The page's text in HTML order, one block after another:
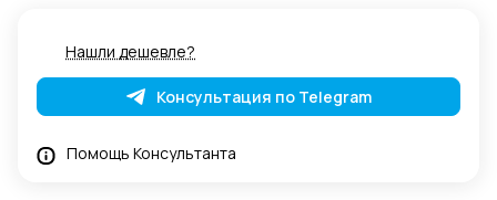
Нашли дешевле?
Консультация по Telegram
Помощь Консультанта